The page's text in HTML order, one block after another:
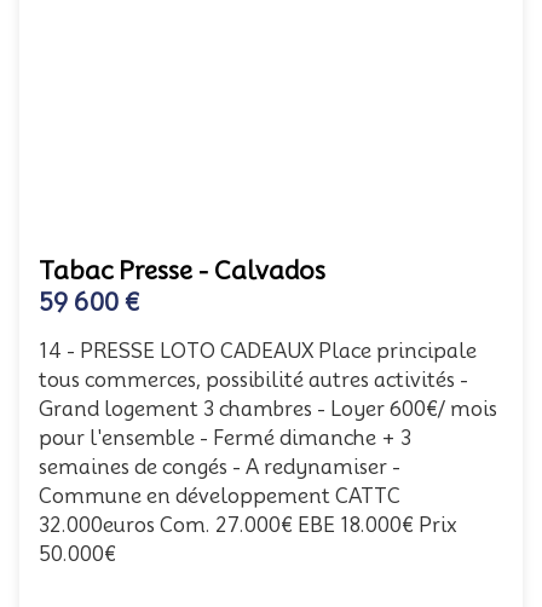
Tabac Presse - Calvados
59 600 €
14 - PRESSE LOTO CADEAUX Place principale
tous commerces, possibilité autres activités -
Grand logement 3 chambres - Loyer 600€/ mois
pour l'ensemble - Fermé dimanche + 3
semaines de congés - A redynamiser -
Commune en développement CATTC
32.000euros Com. 27.000€ EBE 18.000€ Prix
50.000€